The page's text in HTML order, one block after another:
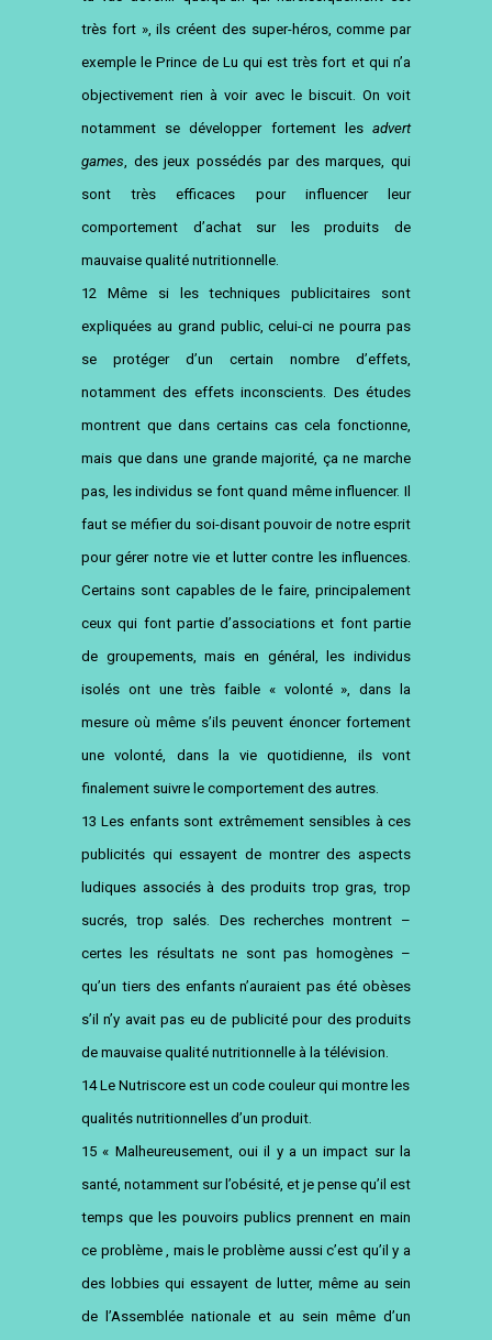
très fort », ils créent des super-héros, comme par
exemple le Prince de Lu qui est très fort et qui n’a
objectivement rien à voir avec le biscuit. On voit
notamment se développer fortement les advert
games, des jeux possédés par des marques, qui
sont très efficaces pour influencer leur
comportement d’achat sur les produits de
mauvaise qualité nutritionnelle.
12 Même si les techniques publicitaires sont
expliquées au grand public, celui-ci ne pourra pas
se protéger d’un certain nombre d’effets,
notamment des effets inconscients. Des études
montrent que dans certains cas cela fonctionne,
mais que dans une grande majorité, ça ne marche
pas, les individus se font quand même influencer. Il
faut se méfier du soi-disant pouvoir de notre esprit
pour gérer notre vie et lutter contre les influences.
Certains sont capables de le faire, principalement
ceux qui font partie d’associations et font partie
de groupements, mais en général, les individus
isolés ont une très faible « volonté », dans la
mesure où même s’ils peuvent énoncer fortement
une volonté, dans la vie quotidienne, ils vont
finalement suivre le comportement des autres.
13 Les enfants sont extrêmement sensibles à ces
publicités qui essayent de montrer des aspects
ludiques associés à des produits trop gras, trop
sucrés, trop salés. Des recherches montrent –
certes les résultats ne sont pas homogènes –
qu’un tiers des enfants n’auraient pas été obèses
s’il n’y avait pas eu de publicité pour des produits
de mauvaise qualité nutritionnelle à la télévision.
14Le Nutriscore est un code couleur qui montre les
qualités nutritionnelles d’un produit.
15 « Malheureusement, oui il y a un impact sur la
santé, notamment sur l’obésité, et je pense qu’il est
temps que les pouvoirs publics prennent en main
ce problème , mais le problème aussi c’est qu’il y a
des lobbies qui essayent de lutter, même au sein
de l’Assemblée nationale et au sein même d’un